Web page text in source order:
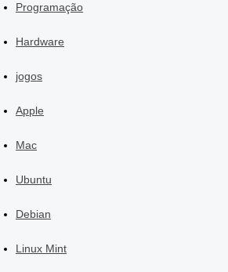
Programação
Hardware
jogos
Apple
Mac
Ubuntu
Debian
Linux Mint